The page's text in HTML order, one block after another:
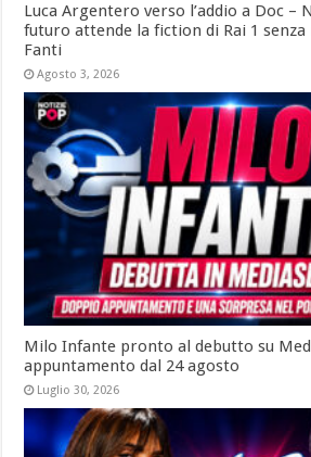
Luca Argentero verso l’addio a Doc –
futuro attende la fiction di Rai 1
Fanti
Agosto 3, 2026
Milo Infante pronto al debutto su
appuntamento dal 24 agosto
Luglio 30, 2026